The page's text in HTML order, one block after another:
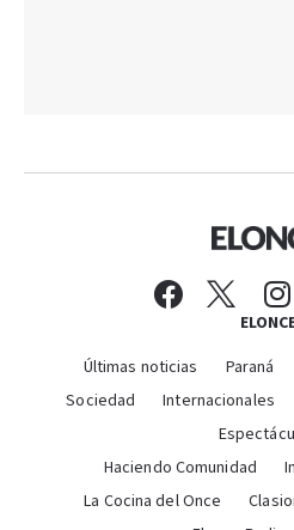
Últimas noticias Paraná
Sociedad
Internacionales
Haciendo Comunidad
La Cocina del Once